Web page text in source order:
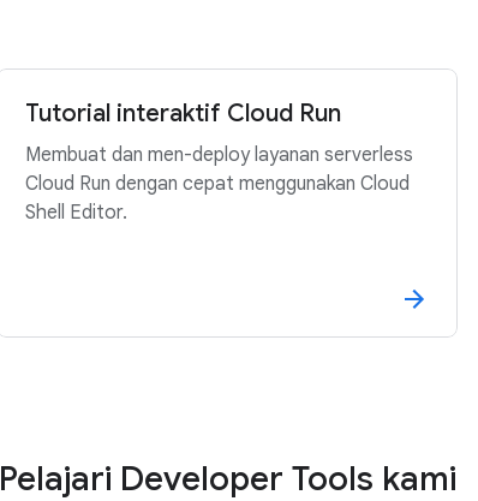
Tutorial interaktif Cloud Run
Membuat dan men-deploy layanan serverless
Cloud Run dengan cepat menggunakan Cloud
Shell Editor.
Pelajari Developer Tools kami